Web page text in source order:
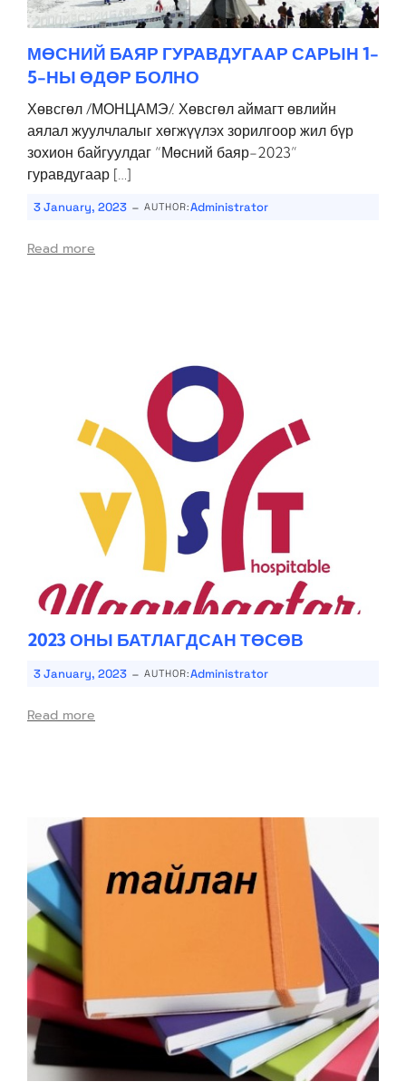
МӨСНИЙ БАЯР ГУРАВДУГААР САРЫН 1-
5-НЫ ӨДӨР БОЛНО
Хөвсгөл /МОНЦАМЭ/. Хөвсгөл аймагт өвлийн
аялал жуулчлалыг хөгжүүлэх зорилгоор жил бүр
зохион байгуулдаг “Мөсний баяр-2023”
гуравдугаар […]
3 January, 2023 - AUTHOR:Administrator
Read more
2023 ОНЫ БАТЛАГДСАН ТӨСӨВ
3 January, 2023 - AUTHOR:Administrator
Read more